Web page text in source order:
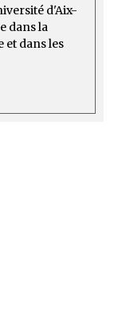
d'Aix-
dans la
et dans les